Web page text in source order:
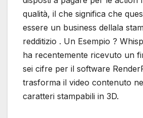
qualità, il che significa che
essere un business dellala
redditizio . Un Esempio ?
ha recentemente ricevuto un
sei cifre per il software
trasforma il video contenuto
caratteri stampabili in 3D.